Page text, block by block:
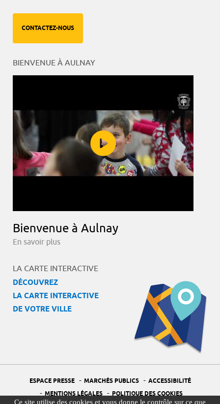
Ce site utilise des cookies et vous donne le contrôle sur ce que
CONTACTEZ-NOUS
BIENVENUE À AULNAY
Bienvenue à Aulnay
En savoir plus
LA CARTE INTERACTIVE
DÉCOUVREZ
LA CARTE INTERACTIVE
DE VOTRE VILLE
ESPACE PRESSE - MARCHÉS PUBLICS - ACCESSIBILITÉ
- MENTIONS LÉGALES - POLITIQUE DES COOKIES